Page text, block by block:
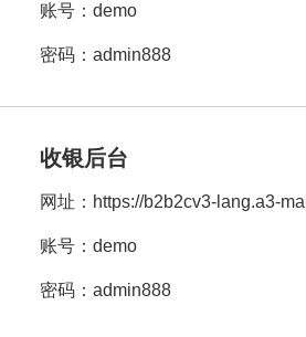
账号：demo
密码：admin888
收银后台
网址： https://b2b2cv3-lang.a3-
账号：demo
密码：admin888